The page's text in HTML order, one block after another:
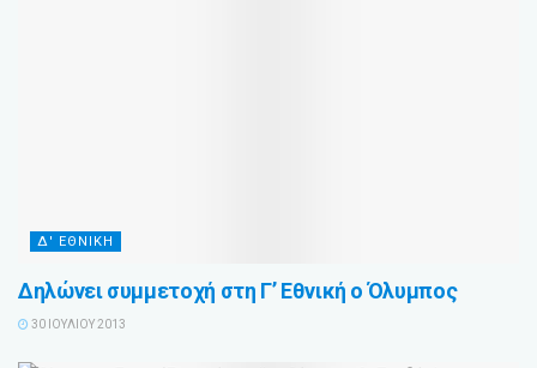
Δ' ΕΘΝΙΚΗ
Δηλώνει συμμετοχή στη Γ’ Εθνική ο Όλυμπος
30 ΙΟΥΛΊΟΥ 2013